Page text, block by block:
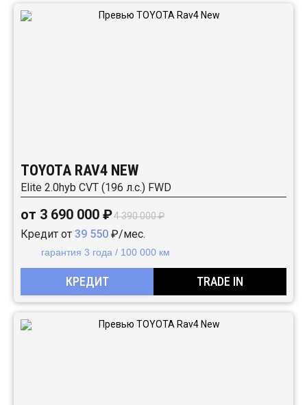
TOYOTA RAV4 NEW
Elite 2.0hyb CVT (196 л.с.) FWD
от 3 690 000 ₽4 390 000 ₽
Кредит от 39 550 ₽/мес.
гарантия 3 года / 100 000 км
КРЕДИТ TRADE IN